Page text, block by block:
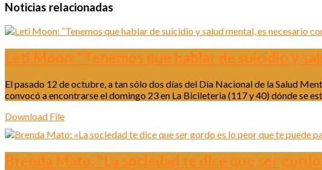
Noticias relacionadas
Leti Moon: “Tenemos que hablar de suicidio y
El pasado 12 de octubre, a tan sólo dos días del Día Nacional de la Salud
convocó a encontrarse el domingo 23 en La Bicileteria (117 y 40) dónde se
Download File
Brenda Mato: "La sociedad te dice que ser